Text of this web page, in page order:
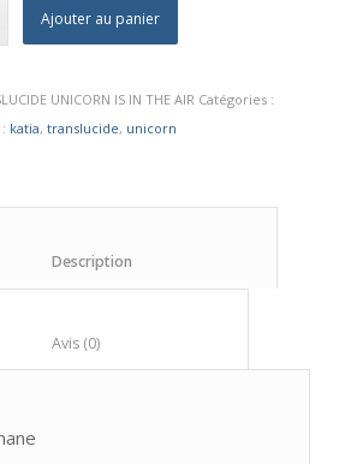
Ajouter au panier
UNICORN IS IN THE AIR Catégories :
katia, translucide, unicorn
						Avis (0)